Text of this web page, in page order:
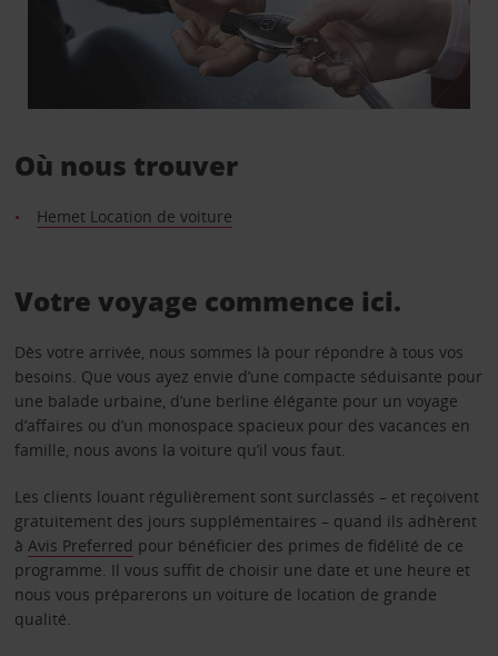
Où nous trouver
Hemet Location de voiture
Votre voyage commence ici.
Dès votre arrivée, nous sommes là pour répondre à tous vos
besoins. Que vous ayez envie d’une compacte séduisante pour
une balade urbaine, d’une berline élégante pour un voyage
d’affaires ou d’un monospace spacieux pour des vacances en
famille, nous avons la voiture qu’il vous faut.
Les clients louant régulièrement sont surclassés – et reçoivent
gratuitement des jours supplémentaires – quand ils adhèrent
à Avis Preferred pour bénéficier des primes de fidélité de ce
programme. Il vous suffit de choisir une date et une heure et
nous vous préparerons un voiture de location de grande
qualité.